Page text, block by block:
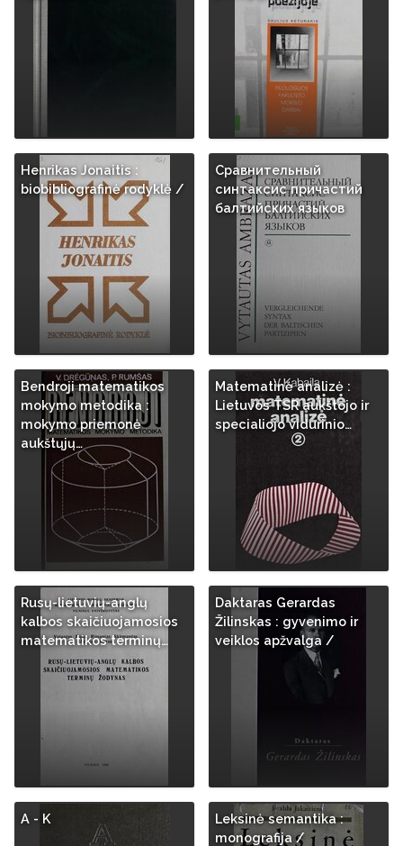
Henrikas Jonaitis :
biobibliografinė rodyklė /
Сравнительный
синтаксис причастий
балтийских языков
Bendroji matematikos
mokymo metodika :
mokymo priemonė
aukštųjų…
Matematinė analizė :
Lietuvos TSR aukštojo ir
specialiojo vidurinio…
Rusų-lietuvių-anglų
kalbos skaičiuojamosios
matematikos terminų…
Daktaras Gerardas
Žilinskas : gyvenimo ir
veiklos apžvalga /
A - K
Leksinė semantika :
monografija /